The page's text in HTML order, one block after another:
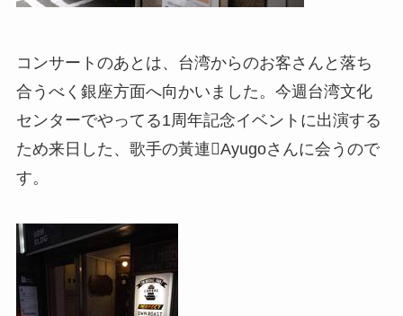
コンサートのあとは、台湾からのお客さんと落ち
合うべく銀座方面へ向かいました。今週台湾文化
センターでやってる1周年記念イベントに出演する
ため来日した、歌手の黃連Ayugoさんに会うので
す。